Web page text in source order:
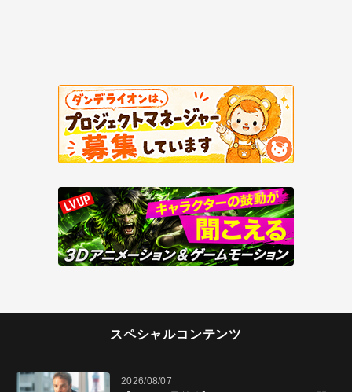
スペシャルコンテンツ
2026/08/07